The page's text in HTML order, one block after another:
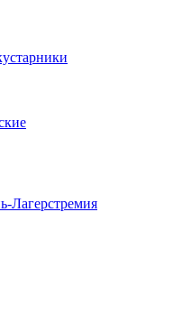
Лагерстремия